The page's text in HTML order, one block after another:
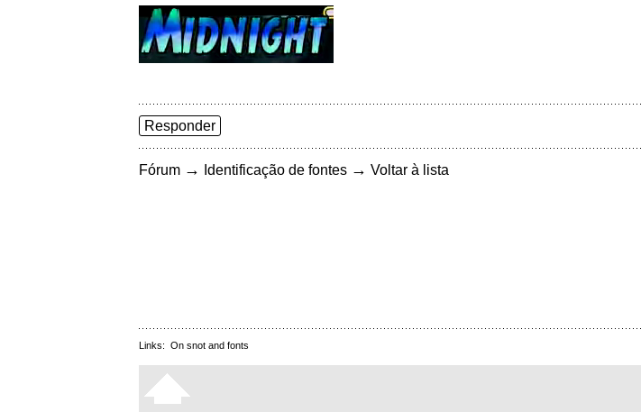
Responder
Fórum → Identificação de fontes → Voltar à lista
Links: On snot and fonts